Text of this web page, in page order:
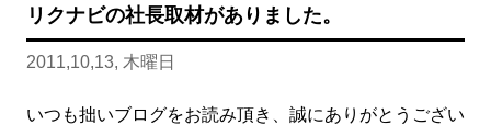
リクナビの社長取材がありました。
2011,10,13, 木曜日
いつも拙いブログをお読み頂き、誠にありがとうござい